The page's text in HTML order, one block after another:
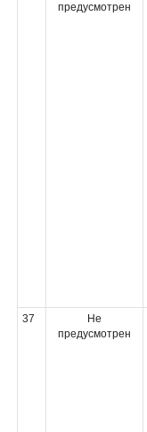
предусмотрен
37
Не
предусмотрен